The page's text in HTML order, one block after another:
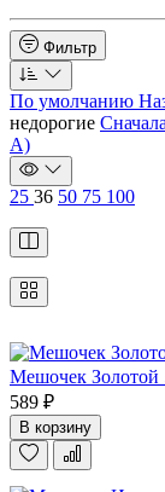
Фильтр
По умолчанию
недорогие
А)
25 36 50 75 100
Мешочек Золотой
589 ₽
В корзину